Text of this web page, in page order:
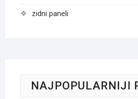
zidni paneli
NAJPOPULARNIJI